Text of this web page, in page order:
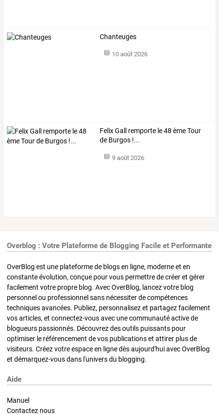
Chanteuges
10 août 2026
Felix Gall remporte le 48 ème Tour
de Burgos !...
9 août 2026
Overblog : Votre Plateforme de Blogging Facile et Performante
OverBlog est une plateforme de blogs en ligne, moderne et en
constante évolution, conçue pour vous permettre de créer et gérer
facilement votre propre blog. Avec OverBlog, lancez votre blog
personnel ou professionnel sans nécessiter de compétences
techniques avancées. Publiez, personnalisez et partagez facilement
vos articles, et connectez-vous avec une communauté active de
blogueurs passionnés. Découvrez des outils puissants pour
optimiser le référencement de vos publications et attirer plus de
visiteurs. Créez votre espace en ligne dès aujourd'hui avec OverBlog
et démarquez-vous dans l'univers du blogging.
Aide
Manuel
Contactez nous